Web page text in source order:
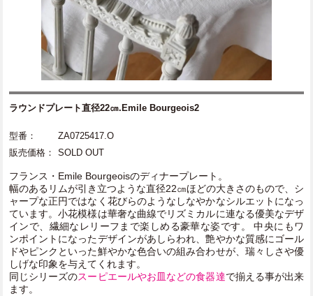
ラウンドプレート直径22㎝.Emile Bourgeois2
型番：
ZA0725417.O
販売価格：
SOLD OUT
フランス・Emile Bourgeoisのディナープレート。
幅のあるリムが引き立つような直径22㎝ほどの大きさのもので、シ
ャープな正円ではなく花びらのようなしなやかなシルエットになっ
ています。小花模様は華奢な曲線でリズミカルに連なる優美なデザ
インで、繊細なレリーフまで楽しめる豪華な姿です。 中央にもワ
ンポイントになったデザインがあしらわれ、艶やかな質感にゴール
ドやピンクといった鮮やかな色合いの組み合わせが、瑞々しさや優
しげな印象を与えてくれます。
同じシリーズのスーピエールやお皿などの食器達で揃える事が出来
ます。